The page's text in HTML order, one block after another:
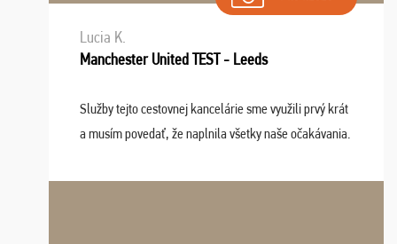
Lucia K.
Manchester United TEST - Leeds
Služby tejto cestovnej kancelárie sme využili prvý krát
a musím povedať, že naplnila všetky naše očakávania.
dispozícii nonstop (milí, profesionálni ...